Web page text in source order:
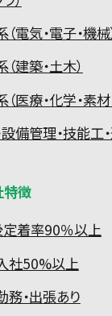
電気・電子・機械
建築・土木）
医療・化学・素材
備管理・技能工
特徴
着率90％以上
社50%以上
務・出張あり